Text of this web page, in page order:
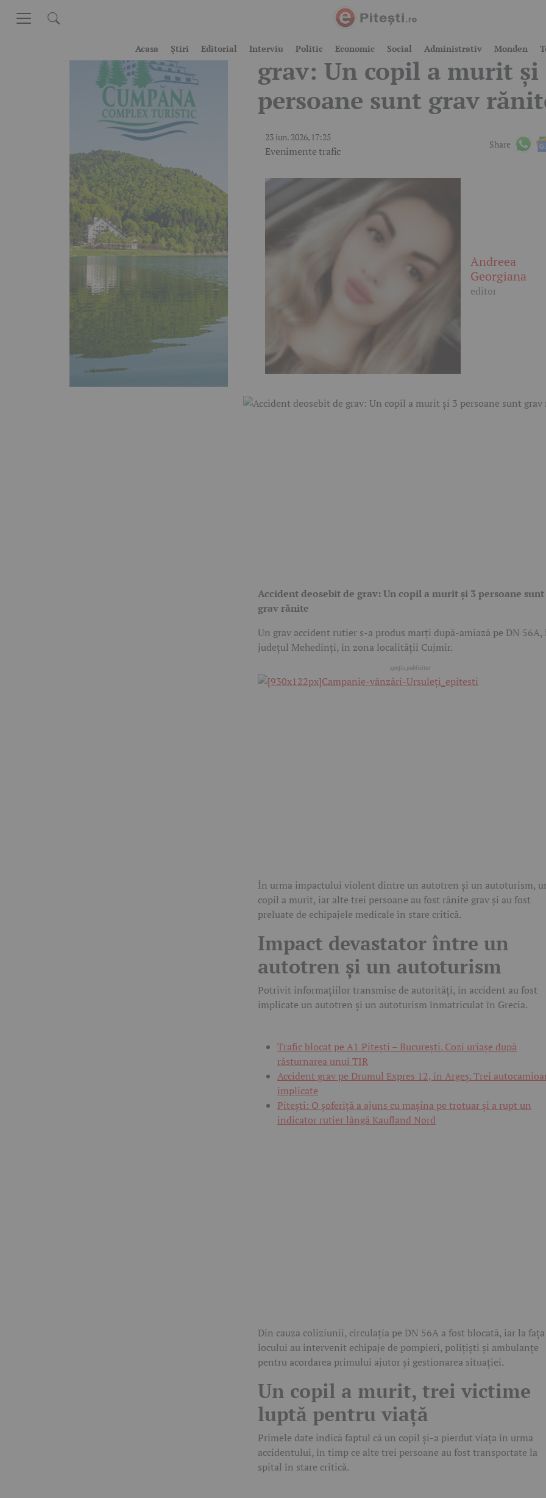
Acasa Știri Editorial Interviu Politic Economic Social Administrativ Monden
Accident deosebit de
grav: Un copil a murit și
persoane sunt grav
23 iun. 2026, 17:25
Evenimente trafic
Share
Andreea
Georgiana
editor
Accident deosebit de grav: Un copil a murit și 3 persoane sunt
grav rănite
Un grav accident rutier s-a produs marți după-amiază pe DN 56A,
județul Mehedinți, în zona localității Cujmir.
În urma impactului violent dintre un autotren și un autoturism,
copil a murit, iar alte trei persoane au fost rănite grav și au fost
preluate de echipajele medicale în stare critică.
Impact devastator între un
autotren și un autoturism
Potrivit informațiilor transmise de autorități, în accident au fost
implicate un autotren și un autoturism înmatriculat în Grecia.
Trafic blocat pe A1 Pitești – București. Cozi uriașe după
răsturnarea unui TIR
Accident grav pe Drumul Expres 12, în Argeș. Trei
implicate
Pitești: O șoferiță a ajuns cu mașina pe trotuar și a rupt un
indicator rutier lângă Kaufland Nord
Din cauza coliziunii, circulația pe DN 56A a fost blocată, iar la fața
locului au intervenit echipaje de pompieri, polițiști și ambulanțe
pentru acordarea primului ajutor și gestionarea situației.
Un copil a murit, trei victime
luptă pentru viață
Primele date indică faptul că un copil și-a pierdut viața în urma
accidentului, în timp ce alte trei persoane au fost transportate la
spital în stare critică.